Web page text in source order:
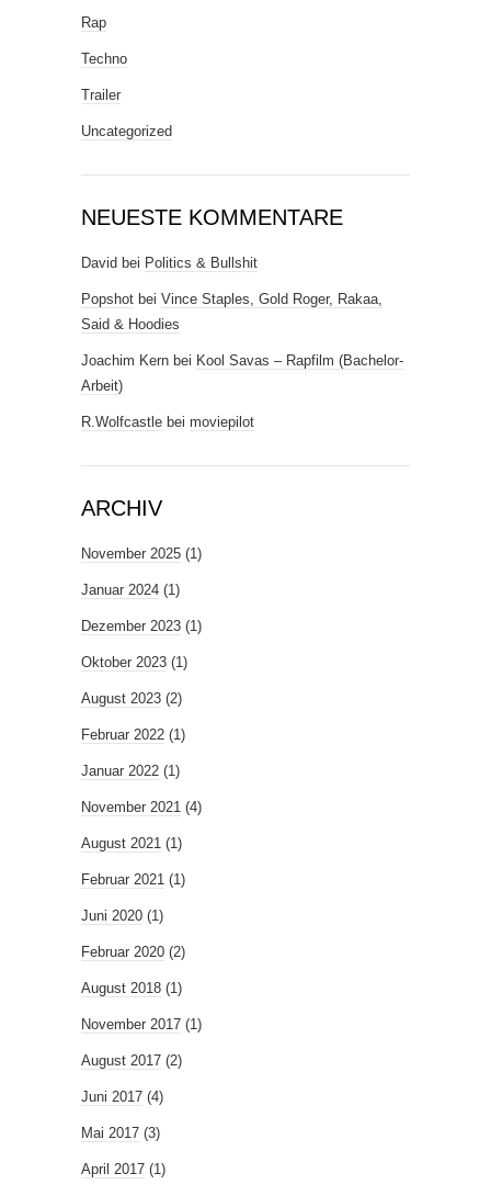
Rap
Techno
Trailer
Uncategorized
NEUESTE KOMMENTARE
David bei Politics & Bullshit
Popshot bei Vince Staples, Gold Roger, Rakaa,
Said & Hoodies
Joachim Kern bei Kool Savas – Rapfilm (Bachelor-
Arbeit)
R.Wolfcastle bei moviepilot
ARCHIV
November 2025 (1)
Januar 2024 (1)
Dezember 2023 (1)
Oktober 2023 (1)
August 2023 (2)
Februar 2022 (1)
Januar 2022 (1)
November 2021 (4)
August 2021 (1)
Februar 2021 (1)
Juni 2020 (1)
Februar 2020 (2)
August 2018 (1)
November 2017 (1)
August 2017 (2)
Juni 2017 (4)
Mai 2017 (3)
April 2017 (1)